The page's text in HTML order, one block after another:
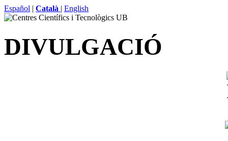
Español | Català | English
DIVULGACIÓ